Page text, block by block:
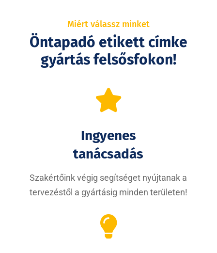
Miért válassz minket
Öntapadó etikett címke
gyártás felsősfokon!

Ingyenes
tanácsadás
Szakértőink végig segítséget nyújtanak a
tervezéstől a gyártásig minden területen!
